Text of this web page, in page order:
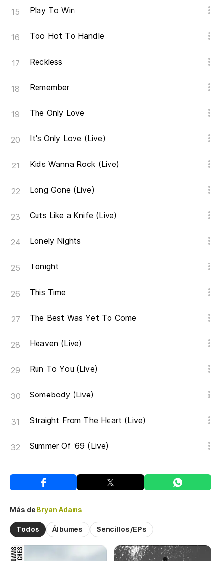
Play To Win
Too Hot To Handle
Reckless
Remember
The Only Love
It's Only Love (Live)
Kids Wanna Rock (Live)
Long Gone (Live)
Cuts Like a Knife (Live)
Lonely Nights
Tonight
This Time
The Best Was Yet To Come
Heaven (Live)
Run To You (Live)
Somebody (Live)
Straight From The Heart (Live)
Summer Of '69 (Live)
Más de Bryan Adams
Todos Álbumes Sencillos/EPs